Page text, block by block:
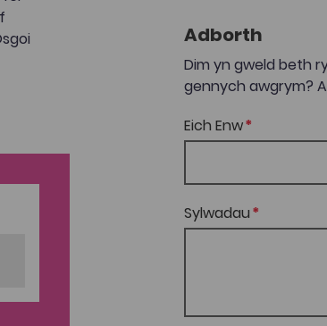
Adborth
Dim yn gweld beth
gennych awgrym?
Eich Enw
Sylwadau